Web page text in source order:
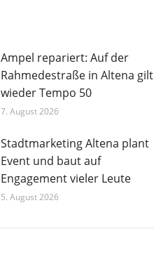
Ampel repariert: Auf der
Rahmedestraße in Altena gilt
wieder Tempo 50
7. August 2026
Stadtmarketing Altena plant
Event und baut auf
Engagement vieler Leute
5. August 2026